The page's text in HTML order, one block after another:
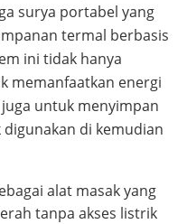
surya portabel yang
termal berbasis
ini tidak hanya
memanfaatkan energi
untuk menyimpan
di kemudian
alat masak yang
tanpa akses listrik